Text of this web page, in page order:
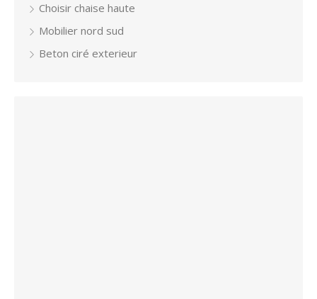
Choisir chaise haute
Mobilier nord sud
Beton ciré exterieur